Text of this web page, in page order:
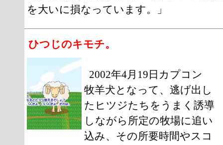
を大いに損なっています。」
ひつじのキモチ。
2002年4月19日カプコン
牧羊犬となって、逃げ出し
たヒツジたちをうまく誘導
しながら所定の牧場に追い
込み、その所要時間やスコ